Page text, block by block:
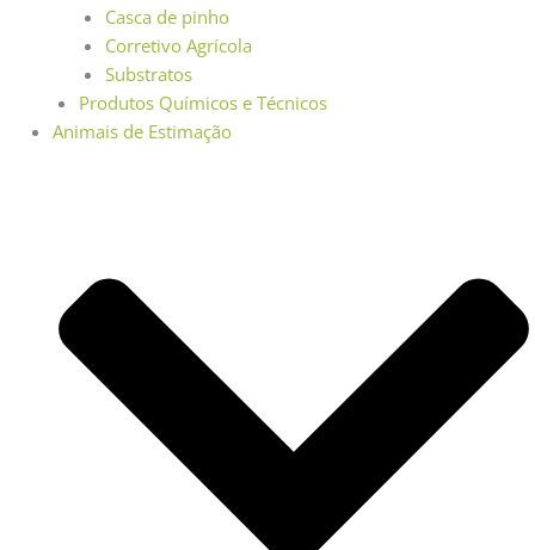
Casca de pinho
Corretivo Agrícola
Substratos
Produtos Químicos e Técnicos
Animais de Estimação